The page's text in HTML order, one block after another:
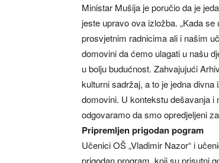
Ministar Mušija je poručio da je
jeste upravo ova izložba. „Kada
prosvjetnim radnicima ali i našim
domovini da ćemo ulagati u našu
u bolju budućnost. Zahvajujući
kulturni sadržaj, a to je jedna
domovini. U kontekstu dešavanja i
odgovaramo da smo opredjeljeni
Pripremljen prigodan pogram
Učenici OŠ „Vladimir Nazor“ i
prigodan program, koji su prisutni